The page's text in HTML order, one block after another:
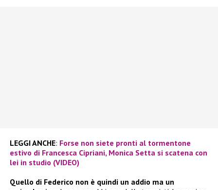
LEGGI ANCHE: Forse non siete pronti al tormentone
estivo di Francesca Cipriani, Monica Setta si scatena con
lei in studio (VIDEO)
Quello di Federico non è quindi un addio ma un